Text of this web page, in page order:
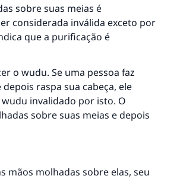
sobre suas meias é
considerada inválida exceto por
que a purificação é
o wudu. Se uma pessoa faz
raspa sua cabeça, ele
invalidado por isto. O
sobre suas meias e depois
mãos molhadas sobre elas, seu